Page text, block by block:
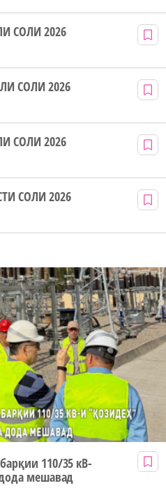
СОЛИ 2026
СОЛИ 2026
СОЛИ 2026
СОЛИ 2026
110/35 кВ-
мешавад